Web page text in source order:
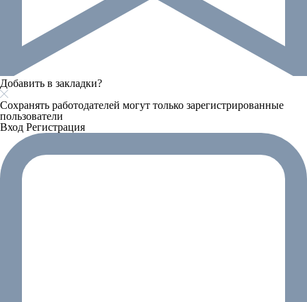
Добавить в закладки?
Сохранять работодателей могут только зарегистрированные
пользователи
Вход Регистрация